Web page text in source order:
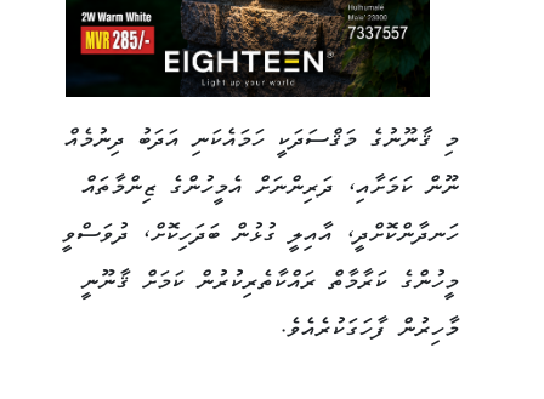
މި ޤާނޫނުގެ މަޤްސަދަކީ ހަމައެކަނި އަދަބު ދިނުމެއް
ނޫން ކަމަށާއި، ދަރިންނަށް އެމީހުންގެ ޒިންމާތައް
ހަނދާންކޮށްދީ، އާއިލީ ގުޅުން ބަދަހިކޮށް، ދުވަސްވީ
މީހުންގެ ކަރާމާތް ރައްކާތެރިކުރުން ކަމަށް ޤާނޫނީ
މާހިރުން ފާހަގަކުރެއެވެ.